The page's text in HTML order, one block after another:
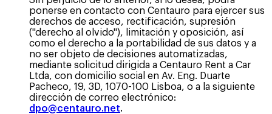
ponerse en contacto con Centauro para ejercer sus
derechos de acceso, rectificación, supresión
("derecho al olvido"), limitación y oposición, así
como el derecho a la portabilidad de sus datos y a
no ser objeto de decisiones automatizadas,
mediante solicitud dirigida a Centauro Rent a Car
Ltda, con domicilio social en Av. Eng. Duarte
Pacheco, 19, 3D, 1070-100 Lisboa, o a la siguiente
dirección de correo electrónico:
dpo@centauro.net.